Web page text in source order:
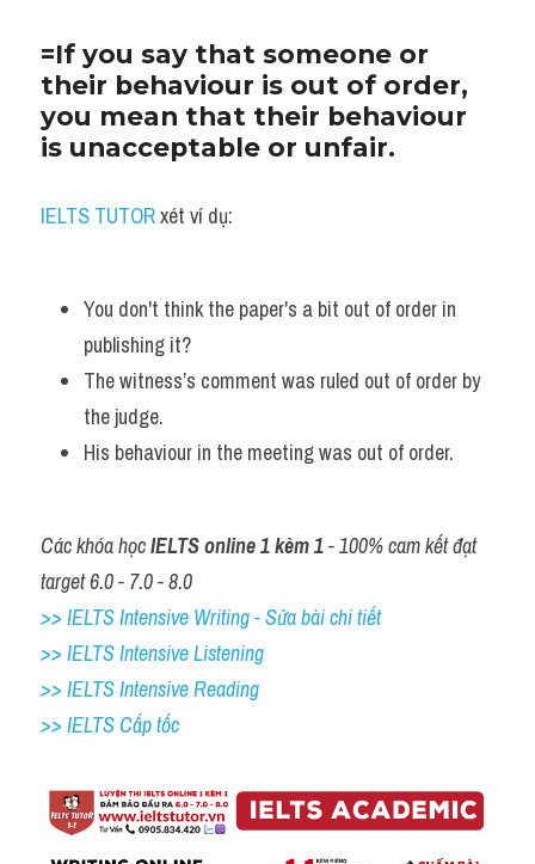
=If you say that someone or
their behaviour is out of order,
you mean that their behaviour
is unacceptable or unfair.
IELTS TUTOR xét ví dụ:
You don't think the paper's a bit out of order in
publishing it?
The witness’s comment was ruled out of order by
the judge.
His behaviour in the meeting was out of order.
Các khóa học IELTS online 1 kèm 1 - 100% cam kết đạt
target 6.0 - 7.0 - 8.0
>> IELTS Intensive Writing - Sửa bài chi tiết
>> IELTS Intensive Listening
>> IELTS Intensive Reading
>> IELTS Cấp tốc